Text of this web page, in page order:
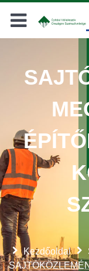
Keresés
Kezdőoldal